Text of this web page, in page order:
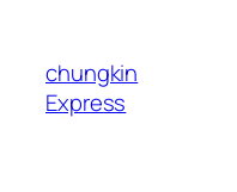
chungkin
Express